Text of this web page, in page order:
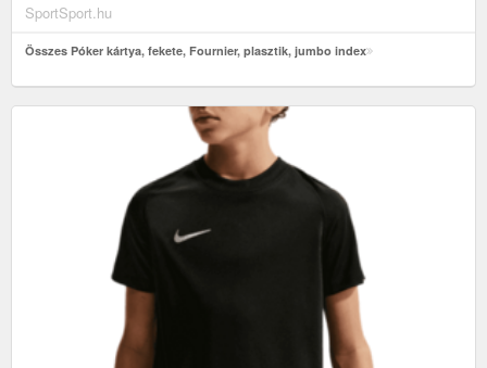
SportSport.hu
Összes Póker kártya, fekete, Fournier, plasztik, jumbo index